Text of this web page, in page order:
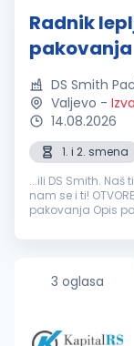
Radnik
pakovanja
DS Smith
Valjevo -
14.08.2026
1. i 2. smena
...ili DS Smith. Naš
nam se i ti!
pakovanja Opis poslova: Obavlja
radnoj grupi
3 oglasa